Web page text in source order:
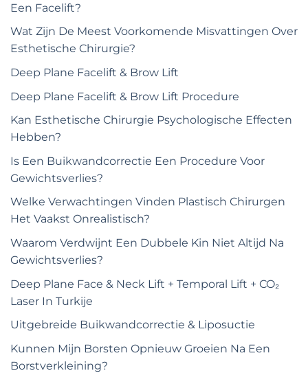
Een Facelift?
Wat Zijn De Meest Voorkomende Misvattingen Over
Esthetische Chirurgie?
Deep Plane Facelift & Brow Lift
Deep Plane Facelift & Brow Lift Procedure
Kan Esthetische Chirurgie Psychologische Effecten
Hebben?
Is Een Buikwandcorrectie Een Procedure Voor
Gewichtsverlies?
Welke Verwachtingen Vinden Plastisch Chirurgen
Het Vaakst Onrealistisch?
Waarom Verdwijnt Een Dubbele Kin Niet Altijd Na
Gewichtsverlies?
Deep Plane Face & Neck Lift + Temporal Lift + CO₂
Laser In Turkije
Uitgebreide Buikwandcorrectie & Liposuctie
Kunnen Mijn Borsten Opnieuw Groeien Na Een
Borstverkleining?